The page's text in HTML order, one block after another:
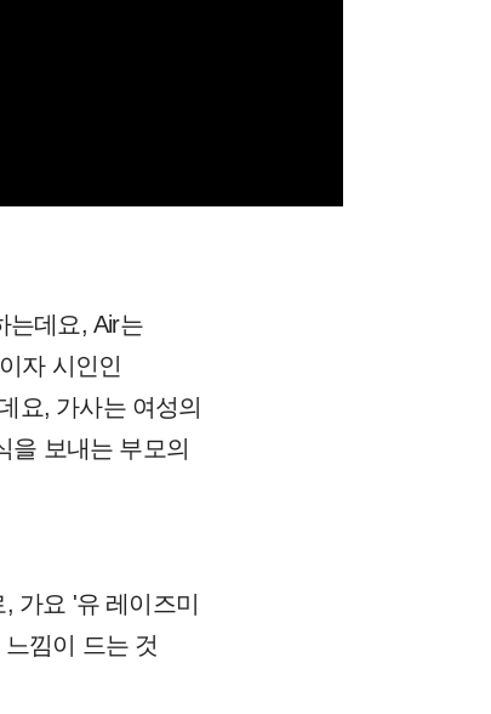
는데요, Air는
자 시인인
요, 가사는 여성의
을 보내는 부모의
가요 '유 레이즈미
낌이 드는 것